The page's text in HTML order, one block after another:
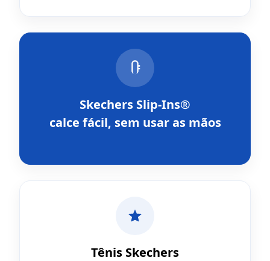
Skechers Slip-Ins®
calce fácil, sem usar as mãos
Tênis Skechers